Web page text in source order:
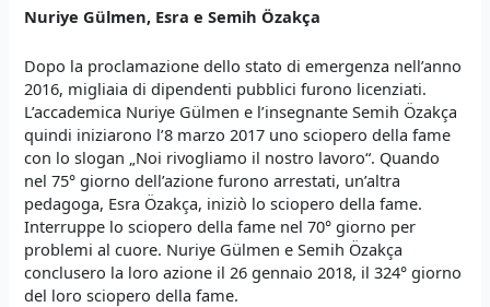
Nuriye Gülmen, Esrae Semih Özakça
Dopo la proclamazione dello stato di emergenza nell’anno
2016, migliaia di dipendenti pubblici furono licenziati.
L’accademica Nuriye Gülmen e l’insegnante Semih Özakça
quindi iniziarono l’8 marzo 2017 uno sciopero della fame
con lo slogan „Noi rivogliamo il nostro lavoro“. Quando
nel 75° giorno dell’azione furono arrestati, un’altra
pedagoga, Esra Özakça, iniziò lo sciopero della fame.
Interruppe lo sciopero della fame nel 70° giorno per
problemi al cuore. Nuriye Gülmen e Semih Özakça
conclusero la loro azione il 26 gennaio 2018, il 324° giorno
del loro sciopero della fame.